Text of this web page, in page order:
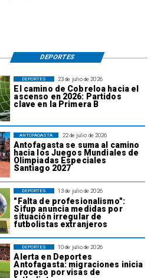
23 de julio de 2026
El camino de Cobreloa hacia el
ascenso en 2026: Partidos
clave en la Primera B
DEPORTES
22 de julio de 2026
Antofagasta se suma al camino
hacia los Juegos Mundiales de
Olimpiadas Especiales
Santiago 2027
ANTOFAGASTA
13 de julio de 2026
"Falta de profesionalismo":
Sifup anuncia medidas por
situación irregular de
futbolistas extranjeros
DEPORTES
10 de julio de 2026
Alerta en Deportes
Antofagasta: migraciones inicia
proceso por visas de
DEPORTES
DEPORTES